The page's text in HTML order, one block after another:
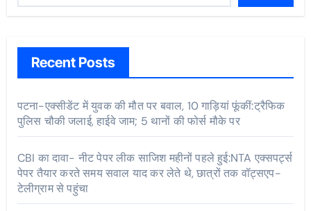
Recent Posts
पटना-एक्सीडेंट में युवक की मौत पर बवाल, 10 गाड़ियां फूंकीं:ट्रैफिक
पुलिस चौकी जलाई, हाईवे जाम; 5 थानों की फोर्स मौके पर
CBI का दावा- नीट पेपर लीक साजिश महीनों पहले हुई:NTA एक्सपर्ट्स
पेपर तैयार करते समय सवाल याद कर लेते थे, छात्रों तक वॉट्सएप-
टेलीग्राम से पहुंचा